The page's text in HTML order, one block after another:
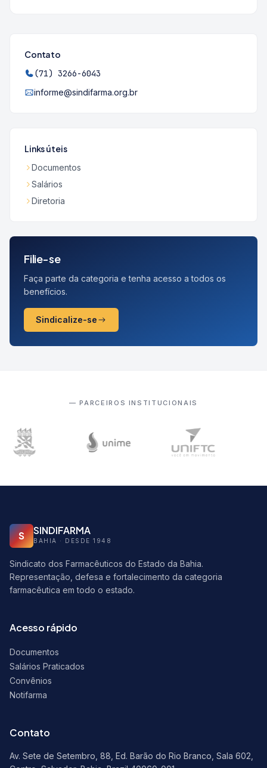
Contato
(71) 3266-6043
informe@sindifarma.org.br
Links úteis
Documentos
Salários
Diretoria
Filie-se
Faça parte da categoria e tenha acesso a todos os
benefícios.
Sindicalize-se
— PARCEIROS INSTITUCIONAIS
S SINDIFARMA
BAHIA · DESDE 1948
Sindicato dos Farmacêuticos do Estado da Bahia.
Representação, defesa e fortalecimento da categoria
farmacêutica em todo o estado.
Acesso rápido
Documentos
Salários Praticados
Convênios
Notifarma
Contato
Av. Sete de Setembro, 88, Ed. Barão do Rio Branco, Sala 602,